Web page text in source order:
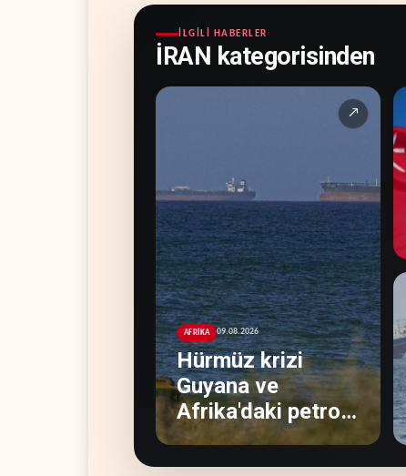
İLGILI HABERLER
İRAN kategorisinden
↗
AFRİKA 09.08.2026
Hürmüz krizi
Guyana ve
Afrika'daki petrol
üreticilerine
yaradı